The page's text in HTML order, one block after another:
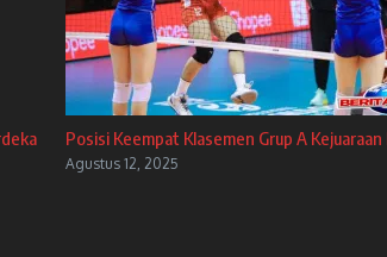
Posisi Keempat Klasemen Grup A
Agustus 12, 2025